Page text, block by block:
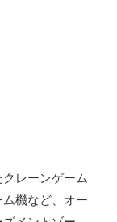
レーンゲーム
機など、オー